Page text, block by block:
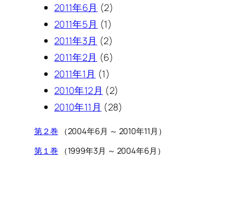
2011年6月 (2)
2011年5月 (1)
2011年3月 (2)
2011年2月 (6)
2011年1月 (1)
2010年12月 (2)
2010年11月 (28)
第２巻 （2004年6月 ～ 2010年11月）
第１巻 （1999年3月 ～ 2004年6月）